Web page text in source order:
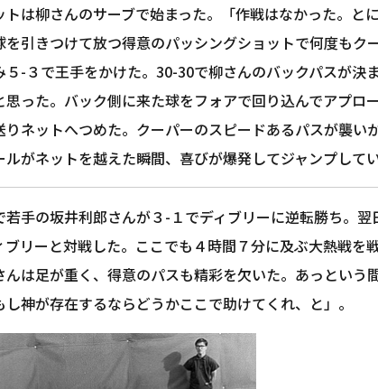
トは柳さんのサーブで始まった。「作戦はなかった。と
を引きつけて放つ得意のパッシングショットで何度もク
５-３で王手をかけた。30-30で柳さんのバックパスが決
思った。バック側に来た球をフォアで回り込んでアプロ
りネットへつめた。クーパーのスピードあるパスが襲い
ルがネットを越えた瞬間、喜びが爆発してジャンプしてい
若手の坂井利郎さんが３-１でディブリーに逆転勝ち。
ブリーと対戦した。ここでも４時間７分に及ぶ大熱戦を
んは足が重く、得意のパスも精彩を欠いた。あっとい
神が存在するならどうかここで助けてくれ、と」。